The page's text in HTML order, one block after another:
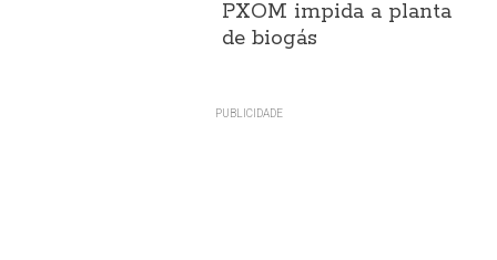
PXOM impida a planta
de biogás